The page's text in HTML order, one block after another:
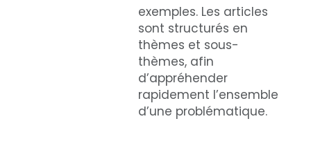
exemples. Les articles
sont structurés en
thèmes et sous-
thèmes, afin
d’appréhender
rapidement l’ensemble
d’une problématique.